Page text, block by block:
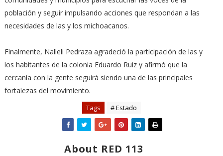
población y seguir impulsando acciones que respondan a las
necesidades de las y los michoacanos.
Finalmente, Nalleli Pedraza agradeció la participación de las y
los habitantes de la colonia Eduardo Ruiz y afirmó que la
cercanía con la gente seguirá siendo una de las principales
fortalezas del movimiento.
Tags # Estado
About RED 113